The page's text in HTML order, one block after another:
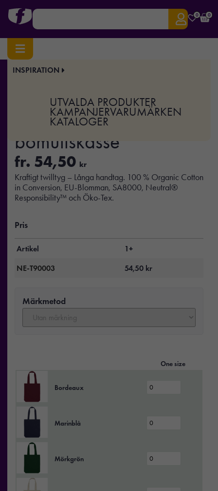
0 0
INSPIRATION
UTVALDA PRODUKTER
KAMPANJERVARUMÄRKEN
KATALOGER
Hem/Kassar & Påsar /Tygkassar
Tiger Cotton Twill
bomullskasse
fr. 54,50 kr
Kraftigt twilltyg – Långa handtag. 100 % Organic Cotton
in Conversion, EU-Blomman, SA8000, Neutral®
Responsibility™ och Öko-Tex.
Pris
Artikel
1+
NE-T90003
54,50 kr
Märkmetod
One size
Bordeaux
Marinblå
Mörkgrön